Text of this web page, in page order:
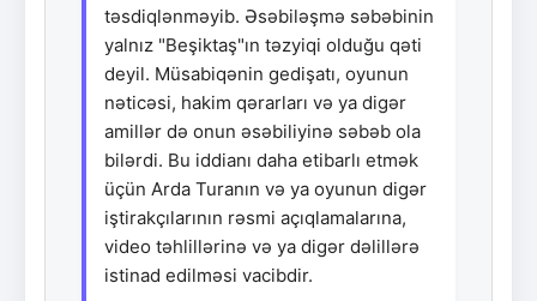
təsdiqlənməyib. Əsəbiləşmə səbəbinin
yalnız "Beşiktaş"ın təzyiqi olduğu qəti
deyil. Müsabiqənin gedişatı, oyunun
nəticəsi, hakim qərarları və ya digər
amillər də onun əsəbiliyinə səbəb ola
bilərdi. Bu iddianı daha etibarlı etmək
üçün Arda Turanın və ya oyunun digər
iştirakçılarının rəsmi açıqlamalarına,
video təhlillərinə və ya digər dəlillərə
istinad edilməsi vacibdir.